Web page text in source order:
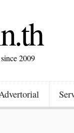
2009